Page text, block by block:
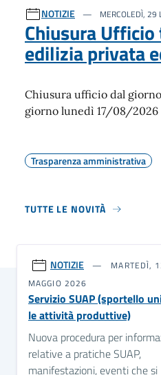
NOTIZIE MERCOLEDÌ, 29
Chiusura
edilizia privata
Chiusura ufficio dal
giorno lunedì 17/08/2026
Trasparenza amministrativa
TUTTE LE NOVITÀ
NOTIZIE
MARTEDÌ,
MAGGIO 2026
Servizio SUAP (sportello
le attività produttive)
Nuova procedura per
relative a pratiche SUAP,
manifestazioni, eventi che si